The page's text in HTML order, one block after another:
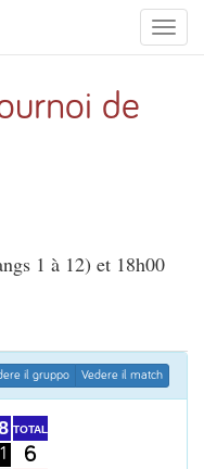
Toggle
de
1 à 12) et 18h00
il gruppo Vedere il match
1
TOTAL
6